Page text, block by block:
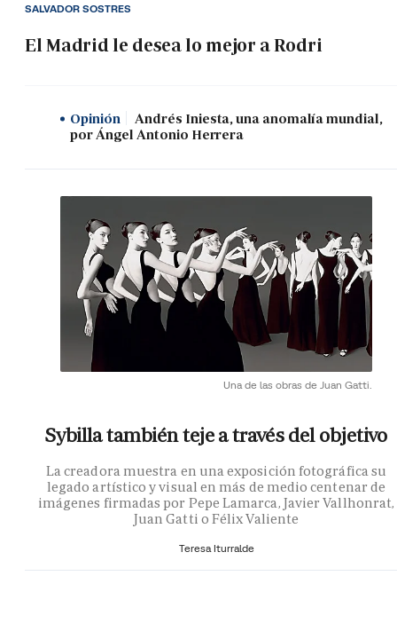
El Madrid le desea lo mejor a Rodri
SALVADOR SOSTRES
Opinión
Andrés Iniesta, una anomalía mundial,
por Ángel Antonio Herrera
Una de las obras de Juan Gatti.
Sybilla también teje a través del objetivo
La creadora muestra en una exposición fotográfica su
legado artístico y visual en más de medio centenar de
imágenes firmadas por Pepe Lamarca, Javier Vallhonrat,
Juan Gatti o Félix Valiente
Teresa Iturralde